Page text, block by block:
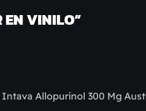
EN VINILO”
Intava Allopurinol 300 Mg